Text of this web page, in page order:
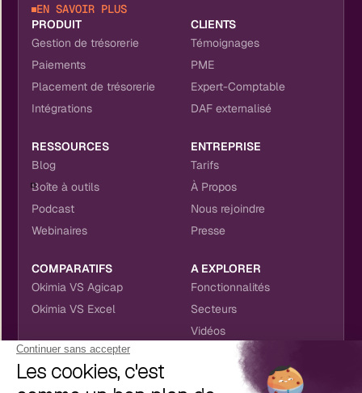
EN SAVOIR PLUS
PRODUIT
Gestion de trésorerie
Paiements
Placement de trésorerie
Intégrations
CLIENTS
Témoignages
PME
Expert-Comptable
DAF externalisé
RESSOURCES
Blog
Boîte à outils
Podcast
Webinaires
ENTREPRISE
Tarifs
À Propos
Nous rejoindre
Presse
COMPARATIFS
Okimia VS Agicap
Okimia VS Excel
A EXPLORER
Fonctionnalités
Secteurs
Vidéos
NOUS RETROUVER